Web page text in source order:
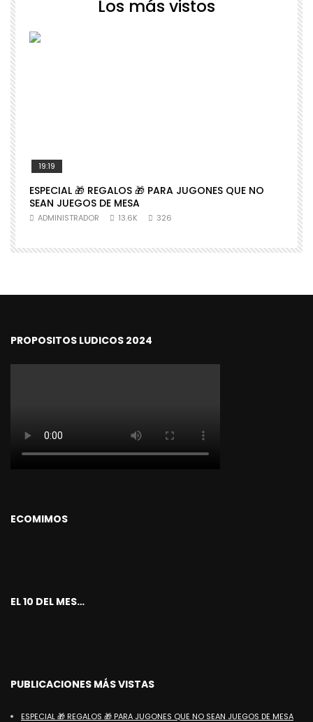
Los más vistos
19:19
ESPECIAL 🎁 REGALOS 🎁 PARA JUGONES QUE NO
SEAN JUEGOS DE MESA
ADMINISTRADOR 13.6K 326
PROPOSITOS LUDICOS 2024
ECOMIMOS
EL 10 DEL MES…
PUBLICACIONES MÁS VISTAS
ESPECIAL 🎁 REGALOS 🎁 PARA JUGONES QUE NO SEAN JUEGOS DE MESA